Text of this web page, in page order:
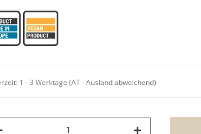
1 - 3 Werktage (AT - Ausland abweichend)